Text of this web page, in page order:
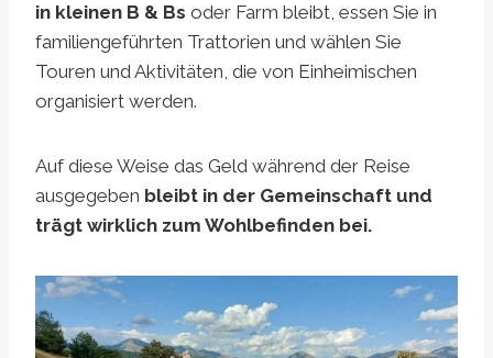
in kleinen B & Bs oder Farm bleibt, essen Sie in
familiengeführten Trattorien und wählen Sie
Touren und Aktivitäten, die von Einheimischen
organisiert werden.
Auf diese Weise das Geld während der Reise
ausgegeben bleibt in der Gemeinschaft und
trägt wirklich zum Wohlbefinden bei.